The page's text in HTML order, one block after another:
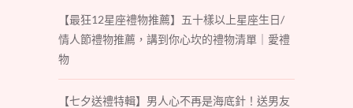
【最狂12星座禮物推薦】五十樣以上星座生日/
情人節禮物推薦，講到你心坎的禮物清單｜愛禮
物
【七夕送禮特輯】男人心不再是海底針！送男友